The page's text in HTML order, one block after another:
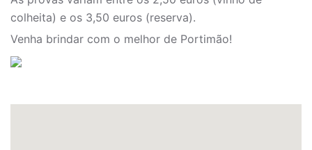
colheita) e os 3,50 euros (reserva).
Venha brindar com o melhor de Portimão!